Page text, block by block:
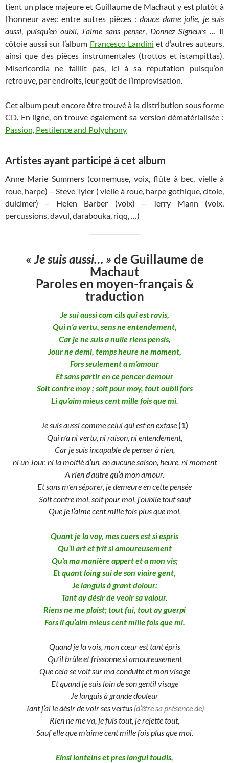
tient un place majeure et Guillaume de Machaut y est plutôt à
l’honneur avec entre autres pièces :douce dame jolie, je suis
aussi, puisqu’en oubli, J’aime sans penser, Donnez Signeurs … Il
côtoie aussi sur l’album Francesco Landini et d’autres auteurs,
ainsi que des pièces instrumentales (trottos et istampittas).
Misericordia ne faillit pas, ici à sa réputation puisqu’on
retrouve, par endroits, leur goût de l’improvisation.
Cet album peut encore être trouvé à la distribution sous forme
CD. En ligne, on trouve également sa version dématérialisée :
Passion, Pestilence and Polyphony
Artistes ayant participé à cet album
Anne Marie Summers (cornemuse, voix, flûte à bec, vielle à
roue, harpe) – Steve Tyler ( vielle à roue, harpe gothique, citole,
dulcimer) – Helen Barber (voix) – Terry Mann (voix,
percussions, davul, darabouka, riqq, …)
«Je suis aussi… » de Guillaume de
Machaut
Paroles en moyen-français &
traduction
Je sui aussi com cils qui est ravis,
Qui n’a vertu, sens ne entendement,
Car je ne suis a nulle riens pensis,
Jour ne demi, temps heure ne moment,
Fors seulement a m’amour
Et sans partir en ce pencer demour
Soit contre moy ; soit pour moy, tout oubli fors
Li qu’aim mieus cent mille fois que mi.
Je suis aussi comme celui qui est en extase(1)
Qui n’a ni vertu, ni raison, ni entendement,
Car je suis incapable de penser à rien,
ni un Jour, ni la moitié d’un, en aucune saison, heure, ni moment
A rien d’autre qu’à mon amour.
Et sans m’en séparer, je demeure en cette pensée
Soit contre moi, soit pour moi, j’oublie tout sauf
Que je l’aime cent mille fois plus que moi.
Quant je la voy, mes cuers est si espris
Qu’il art et frit si amoureusement
Qu’a ma manière appert et a mon vis;
Et quant loing sui de son viaire gent,
Je languis à grant dolour:
Tant ay désir de veoir sa valour.
Riens ne me plaist; tout fui, tout ay guerpi
Fors li qu’aim mieus cent mille fois que mi.
Quand je la vois, mon cœur est tant épris
Qu’il brûle et frissonne si amoureusement
Que cela se voit sur ma conduite et mon visage
Et quand je suis loin de son gentil visage
Je languis à grande douleur
Tant j’ai le désir de voir ses vertus(d’être sa présence de)
Rien ne me va, je fuis tout, je rejette tout,
Sauf elle que m’aime cent mille fois plus que moi.
Einsi lonteins et pres langui toudis,